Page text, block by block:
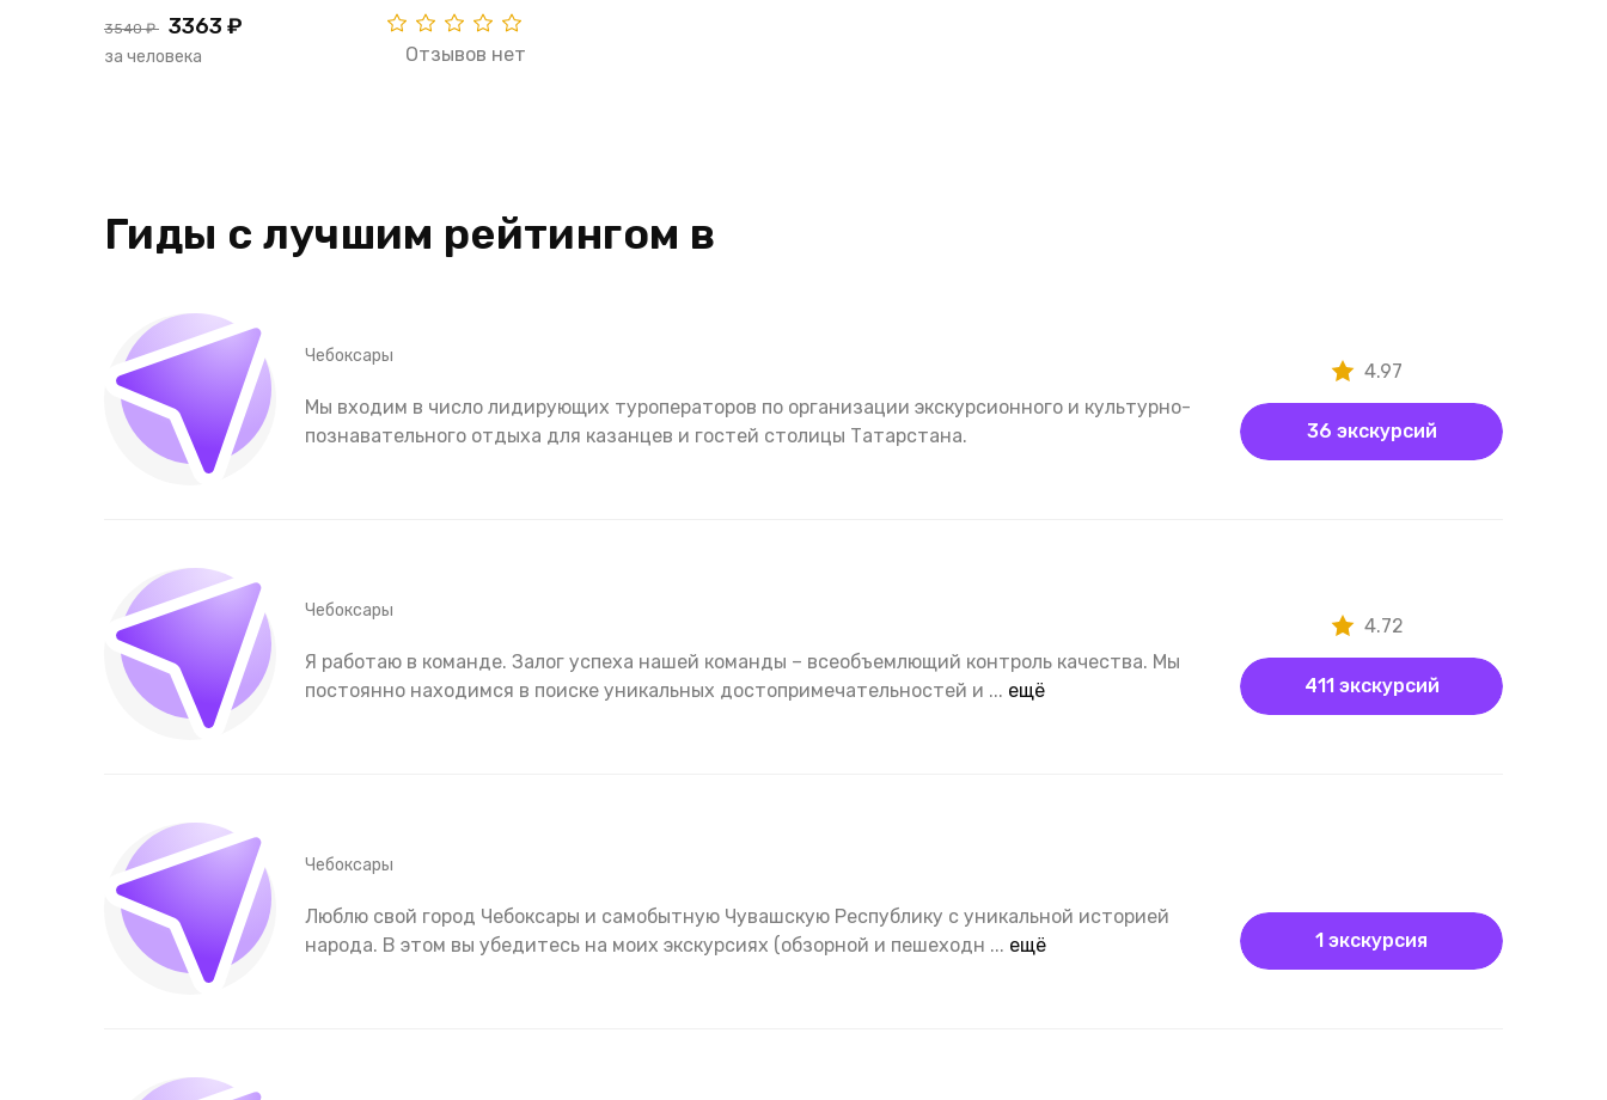
3540 ₽ 3363 ₽
за человека Отзывов нет
Гиды с лучшим рейтингом в
Чебоксары
4.97
Мы входим в число лидирующих туроператоров по организации экскурсионного и культурно-
познавательного отдыха для казанцев и гостей столицы Татарстана.
36 экскурсий
Чебоксары
4.72
Я работаю в команде. Залог успеха нашей команды – всеобъемлющий контроль качества. Мы
постоянно находимся в поиске уникальных достопримечательностей и ... ещё 411 экскурсий
Чебоксары
Люблю свой город Чебоксары и самобытную Чувашскую Республику с уникальной историей
народа. В этом вы убедитесь на моих экскурсиях (обзорной и пешеходн ... ещё 1 экскурсия